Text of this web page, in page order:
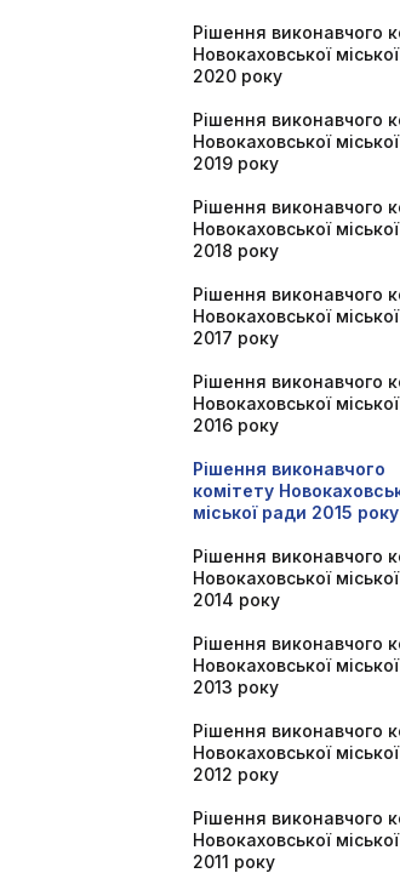
Рішення виконавчого
Новокаховської
2020 року
Рішення виконавчого
Новокаховської
2019 року
Рішення виконавчого
Новокаховської
2018 року
Рішення виконавчого
Новокаховської
2017 року
Рішення виконавчого
Новокаховської
2016 року
Рішення виконавчого
комітету
міської ради 2015 року
Рішення виконавчого
Новокаховської
2014 року
Рішення виконавчого
Новокаховської
2013 року
Рішення виконавчого
Новокаховської
2012 року
Рішення виконавчого
Новокаховської
2011 року